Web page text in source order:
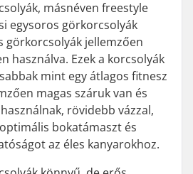
másnéven freestyle
egysoros görkorcsolyák
görkorcsolyák jellemzően
használva. Ezek a korcsolyák
mint egy átlagos fitnesz
magas száruk van és
rövidebb vázzal,
bokatámaszt és
az éles kanyarokhoz.